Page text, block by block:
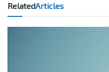
RelatedArticles